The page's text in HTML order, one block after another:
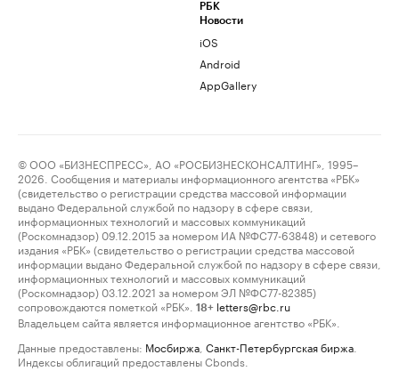
РБК
Новости
iOS
Android
AppGallery
© ООО «БИЗНЕСПРЕСС», АО «РОСБИЗНЕСКОНСАЛТИНГ», 1995–
2026. Сообщения и материалы информационного агентства «РБК»
(свидетельство о регистрации средства массовой информации
выдано Федеральной службой по надзору в сфере связи,
информационных технологий и массовых коммуникаций
(Роскомнадзор) 09.12.2015 за номером ИА №ФС77-63848) и сетевого
издания «РБК» (свидетельство о регистрации средства массовой
информации выдано Федеральной службой по надзору в сфере связи,
информационных технологий и массовых коммуникаций
(Роскомнадзор) 03.12.2021 за номером ЭЛ №ФС77-82385)
сопровождаются пометкой «РБК».
18+ letters@rbc.ru
Владельцем сайта является информационное агентство «РБК».
Данные предоставлены: Мосбиржа Санкт-Петербургская биржа
Индексы облигаций предоставлены Cbonds.